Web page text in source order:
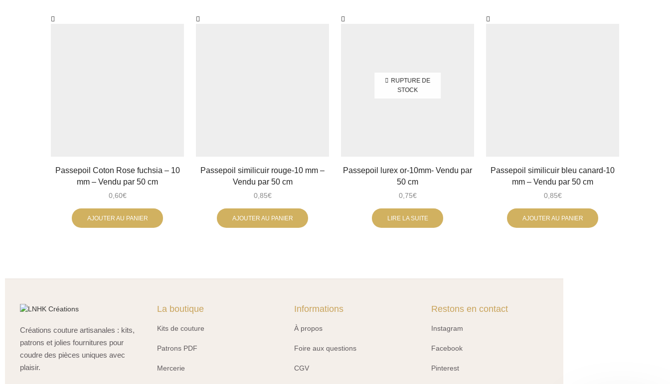
Passepoil Coton Rose fuchsia – 10
mm – Vendu par 50 cm
0,60€
AJOUTER AU PANIER
Passepoil similicuir rouge-10 mm –
Vendu par 50 cm
0,85€
AJOUTER AU PANIER
RUPTURE DE
STOCK
Passepoil lurex or-10mm- Vendu par
50 cm
0,75€
LIRE LA SUITE
Passepoil similicuir bleu canard-10
mm – Vendu par 50 cm
0,85€
AJOUTER AU PANIER
Créations couture artisanales : kits,
patrons et jolies fournitures pour
coudre des pièces uniques avec
plaisir.
La boutique
Kits de couture
Patrons PDF
Mercerie
Informations
À propos
Foire aux questions
CGV
Restons en contact
Instagram
Facebook
Pinterest